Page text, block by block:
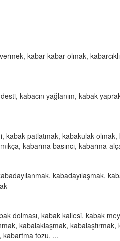
kabar kabar olmak,
kabacın yağlanım, kabak
kabak patlatmak, kabakulak
kabarma basıncı, kabarma-
kabadayılaşmak,
dolması, kabak kallesi, kabak
kabalaklaşmak, kabalaştırmak,
kabartma tozu, ...